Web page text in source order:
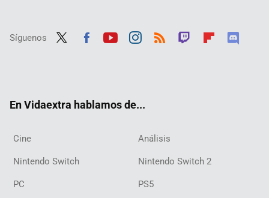
Síguenos
En Vidaextra hablamos de...
Cine Análisis
Nintendo Switch Nintendo Switch 2
PC PS5